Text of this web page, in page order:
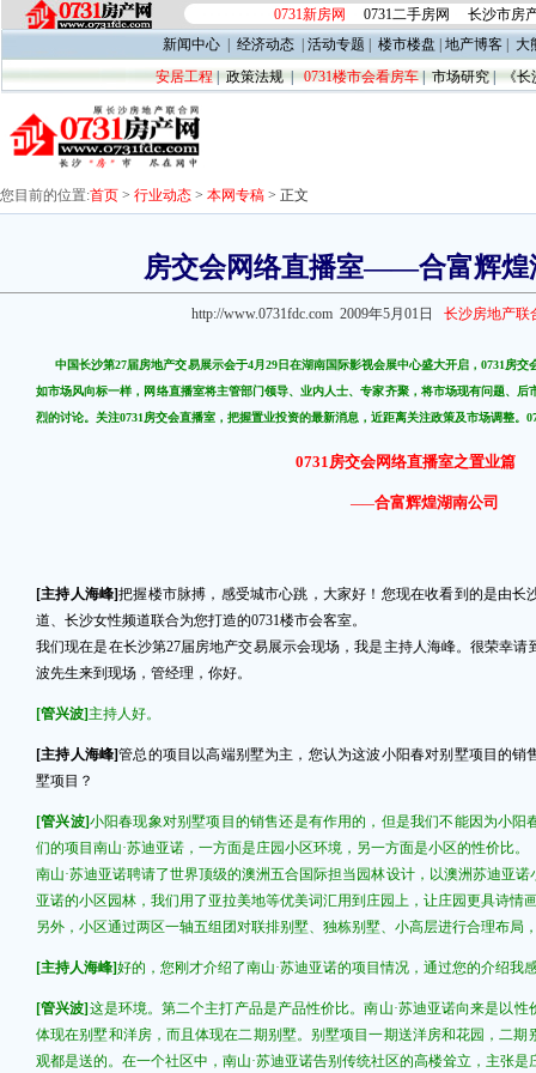
0731新房网 0731二手房网
长沙市房
新闻中心
经济动态 活动专题 楼市楼盘 地产博客
大
安居工程|政策法规|0731楼市会看房车|市场研究|《长
您目前的位置:首页 > 行业动态 > 本网专稿 > 正文
房交会网络直播室——合富辉煌
http://www.0731fdc.com 2009年5月01日 长沙房地产联
中国长沙第27届房地产交易展示会于4月29日在湖南国际影视会展中心盛大开启，0731房
如市场风向标一样，网络直播室将主管部门领导、业内人士、专家齐聚，将市场现有问题、后
烈的讨论。关注0731房交会直播室，把握置业投资的最新消息，近距离关注政策及市场调整。
0731房交会网络直播室之置业篇
——合富辉煌湖南公司
[主持人海峰]把握楼市脉搏，感受城市心跳，大家好！您现在收看到的是由长
道、长沙女性频道联合为您打造的0731楼市会客室。
我们现在是在长沙第27届房地产交易展示会现场，我是主持人海峰。很荣幸
波先生来到现场，管经理，你好。
[管兴波] 主持人好。
[主持人海峰]管总的项目以高端别墅为主，您认为这波小阳春对别墅项目的销
墅项目？
[管兴波]小阳春现象对别墅项目的销售还是有作用的，但是我们不能因为小阳
们的项目南山·苏迪亚诺，一方面是庄园小区环境，另一方面是小区的性价比。
南山·苏迪亚诺聘请了世界顶级的澳洲五合国际担当园林设计，以澳洲苏迪亚
亚诺的小区园林，我们用了亚拉美地等优美词汇用到庄园上，让庄园更具诗情
另外，小区通过两区一轴五组团对联排别墅、独栋别墅、小高层进行合理布局
[主持人海峰]好的，您刚才介绍了南山·苏迪亚诺的项目情况，通过您的介绍我
[管兴波] 这是环境。第二个主打产品是产品性价比。南山·苏迪亚诺向来是以
体现在别墅和洋房，而且体现在二期别墅。别墅项目一期送洋房和花园，二期
观都是送的。在一个社区中，南山·苏迪亚诺告别传统社区的高楼耸立，主张是